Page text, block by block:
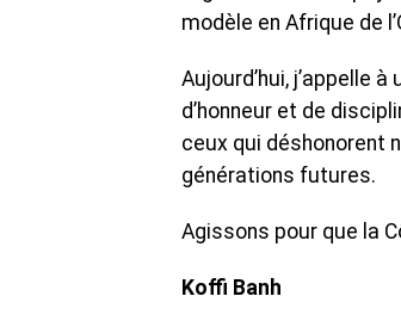
modèle en Afrique de
Aujourd’hui, j’appelle
d’honneur et de
ceux qui déshonorent
générations futures.
Agissons pour que la
Koffi Banh